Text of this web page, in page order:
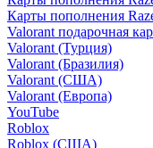
Карты пополнения
Valorant подарочная
Valorant (Турция)
Valorant (Бразилия)
Valorant (США)
Valorant (Европа)
YouTube
Roblox
Roblox (США)